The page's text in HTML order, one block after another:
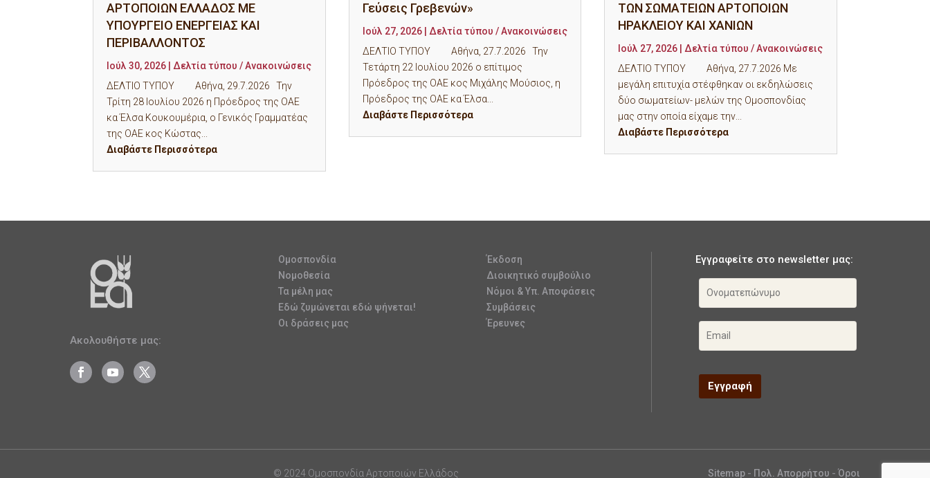
ΑΡΤΟΠΟΙΩΝ ΕΛΛΑΔΟΣ ΜΕ
ΥΠΟΥΡΓΕΙΟ ΕΝΕΡΓΕΙΑΣ ΚΑΙ
ΠΕΡΙΒΑΛΛΟΝΤΟΣ
Ιούλ 30, 2026
Δελτία τύπου / Ανακοινώσεις
ΔΕΛΤΙΟ ΤΥΠΟΥ Αθήνα, 29.7.2026 Την
Τρίτη 28 Ιουλίου 2026 η Πρόεδρος της ΟΑΕ
κα Έλσα Κουκουμέρια, ο Γενικός Γραμματέας
της ΟΑΕ κος Κώστας...
Διαβάστε Περισσότερα
Γεύσεις Γρεβενών»
Ιούλ 27, 2026| Δελτία τύπου / Ανακοινώσεις
ΔΕΛΤΙΟ ΤΥΠΟΥ Αθήνα, 27.7.2026 Την
Τετάρτη 22 Ιουλίου 2026 ο επίτιμος
Πρόεδρος της ΟΑΕ κος Μιχάλης Μούσιος, η
Πρόεδρος της ΟΑΕ κα Έλσα...
Διαβάστε Περισσότερα
ΤΩΝ ΣΩΜΑΤΕΙΩΝ ΑΡΤΟΠΟΙΩΝ
ΗΡΑΚΛΕΙΟΥ ΚΑΙ ΧΑΝΙΩΝ
Ιούλ 27, 2026| Δελτία τύπου / Ανακοινώσεις
ΔΕΛΤΙΟ ΤΥΠΟΥ Αθήνα, 27.7.2026 Με
μεγάλη επιτυχία στέφθηκαν οι εκδηλώσεις
δύο σωματείων- μελών της Ομοσπονδίας
μας στην οποία είχαμε την...
Διαβάστε Περισσότερα
Ακολουθήστε μας:
Ομοσπονδία
Νομοθεσία
Τα μέλη μας
Εδώ ζυμώνεται εδώ ψήνεται!
Οι δράσεις μας
Έκδοση
Διοικητικό συμβούλιο
Νόμοι & Υπ. Αποφάσεις
Συμβάσεις
Έρευνες
Εγγραφείτε στο newsletter μας:
© 2024 Ομοσπονδία Αρτοποιών Ελλάδος Sitemap - Πολ. Απορρήτου -Όροι